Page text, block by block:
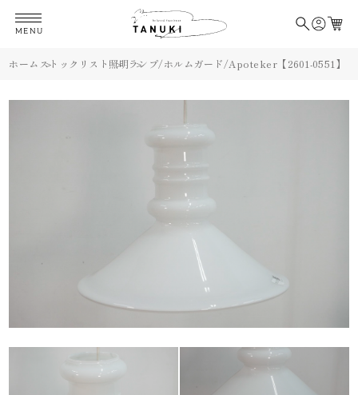
MENU
ホーム ストックリスト 照明ランプ/ホルムガード/Apoteker【2601-0551】